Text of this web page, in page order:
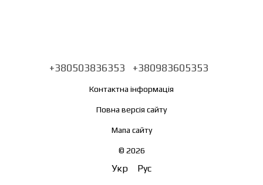
+380503836353 +380983605353
Контактна інформація
Повна версія сайту
Мапа сайту
© 2026
Укр Рус